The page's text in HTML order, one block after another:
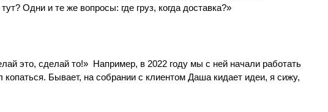
Одни и те же вопросы: где груз, когда доставка?»
это, сделай то!» Например, в 2022 году мы с ней начали работать
Бывает, на собрании с клиентом Даша кидает идеи, я сижу,